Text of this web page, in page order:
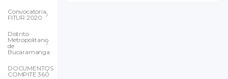
Convocatoria
FITUR 2020
Distrito
Metropolitano
de
Bucaramanga
DOCUMENTOS
COMPITE 360